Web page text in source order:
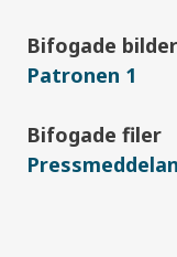
Bifogade bilder
Patronen 1
Bifogade filer